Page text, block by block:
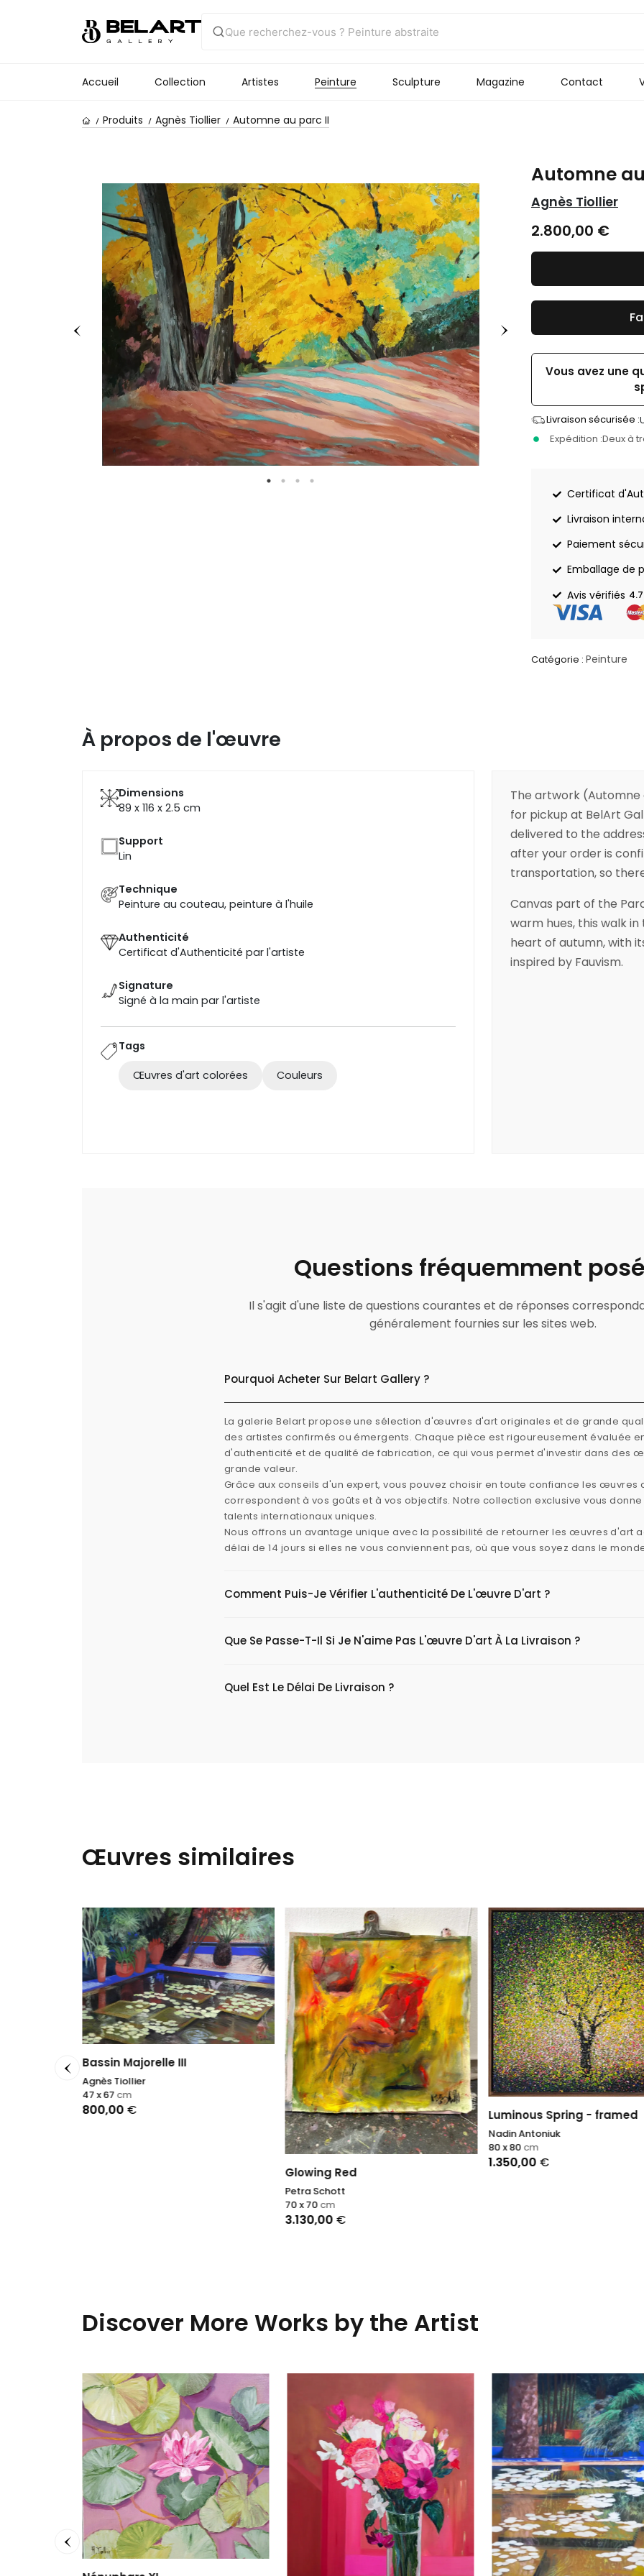
Accueil Collection Artistes Peinture Sculpture Magazine Contact
Produits Agnès Tiollier Automne au parc II
Automne
Agnès Tiollier
2.800,00 €
Vous avez une
Livraison sécurisée :
Expédition :Deux à
Certificat
Livraison
Paiement
Emballage de
Avis vérifiés 4.7
Catégorie : Peinture
À propos de l'œuvre
Dimensions
89 x 116 x 2.5 cm
Support
Lin
Technique
Peinture au couteau, peinture à l'huile
Authenticité
Certificat d'Authenticité par l'artiste
Signature
Signé à la main par l'artiste
Tags
Œuvres d'art colorées Couleurs
The artwork (Automne
for pickup at BelArt
delivered to the
after your order is
transportation, so
Canvas part of the
warm hues, this walk
heart of autumn, with
inspired by Fauvism.
Questions fréquemment
Il s'agit d'une liste de questions courantes et de réponses
généralement fournies sur les sites web.
Pourquoi Acheter Sur Belart Gallery ?
La galerie Belart propose une sélection d'œuvres d'art originales et de grande
des artistes confirmés ou émergents. Chaque pièce est rigoureusement évaluée
d'authenticité et de qualité de fabrication, ce qui vous permet d'investir dans des
grande valeur.
Grâce aux conseils d'un expert, vous pouvez choisir en toute confiance les œuvres
correspondent à vos goûts et à vos objectifs. Notre collection exclusive vous
talents internationaux uniques.
Nous offrons un avantage unique avec la possibilité de retourner les œuvres d'art
délai de 14 jours si elles ne vous conviennent pas, où que vous soyez dans le
Comment Puis-Je Vérifier L'authenticité De L'œuvre D'art ?
Que Se Passe-T-Il Si Je N'aime Pas L'œuvre D'art À La Livraison ?
Quel Est Le Délai De Livraison ?
Œuvres similaires
Bassin Majorelle III
Agnès Tiollier
800,00 €
47 x 67 cm
Glowing Red
Petra Schott
3.130,00 €
70 x 70 cm
Luminous Spring - framed
Nadin Antoniuk
1.350,00 €
80 x 80 cm
Discover More Works by the Artist